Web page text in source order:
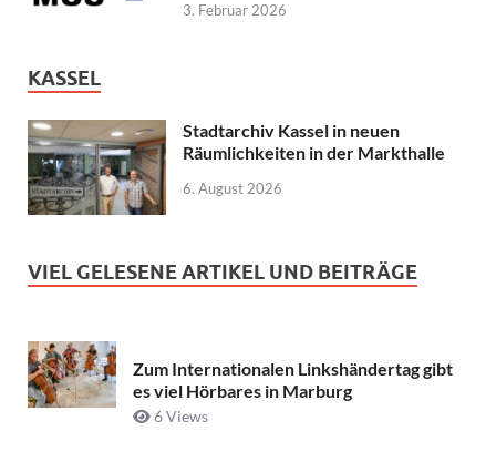
3. Februar 2026
KASSEL
Stadtarchiv Kassel in neuen
Räumlichkeiten in der Markthalle
6. August 2026
VIEL GELESENE ARTIKEL UND BEITRÄGE
Zum Internationalen Linkshändertag gibt
es viel Hörbares in Marburg
6 Views